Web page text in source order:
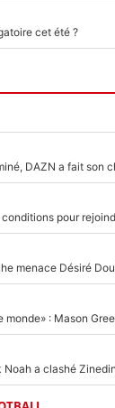
cet été ?